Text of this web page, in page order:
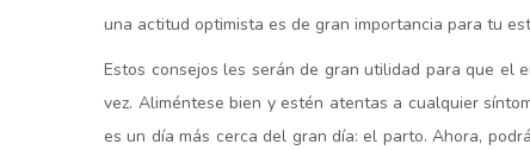
una actitud optimista es de gran importancia para tu
Estos consejos les serán de gran utilidad para que el
vez. Aliméntese bien y estén atentas a cualquier
es un día más cerca del gran día: el parto. Ahora,